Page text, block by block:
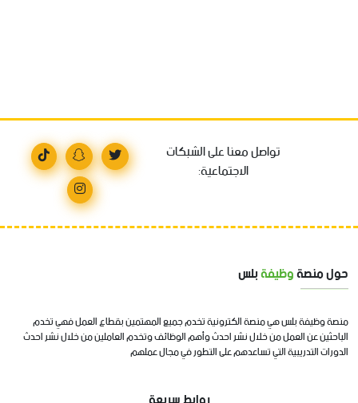
تواصل معنا على الشبكات
الاجتماعية:
حول منصةوظيفةبلس
منصة وظيفة بلس هي منصة الكترونية تخدم جميع المهتمين بقطاع العمل فهي تخدم
الباحثين عن العمل من خلال نشر احدث وأهم الوظائف وتخدم العاملين من خلال نشر احدث
الدورات التدريبية التي تساعدهم على التطور في مجال عملهم